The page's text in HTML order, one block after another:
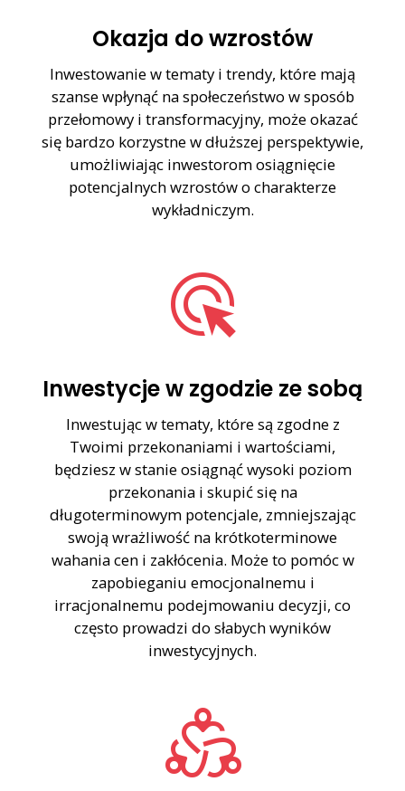
Okazja do wzrostów
Inwestowanie w tematy i trendy, które mają
szanse wpłynąć na społeczeństwo w sposób
przełomowy i transformacyjny, może okazać
się bardzo korzystne w dłuższej perspektywie,
umożliwiając inwestorom osiągnięcie
potencjalnych wzrostów o charakterze
wykładniczym.
ads_click
Inwestycje w zgodzie ze sobą
Inwestując w tematy, które są zgodne z
Twoimi przekonaniami i wartościami,
będziesz w stanie osiągnąć wysoki poziom
przekonania i skupić się na
długoterminowym potencjale, zmniejszając
swoją wrażliwość na krótkoterminowe
wahania cen i zakłócenia. Może to pomóc w
zapobieganiu emocjonalnemu i
irracjonalnemu podejmowaniu decyzji, co
często prowadzi do słabych wyników
inwestycyjnych.
diversity_2